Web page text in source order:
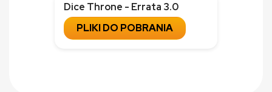
Dice Throne - Errata 3.0
PLIKI DO POBRANIA